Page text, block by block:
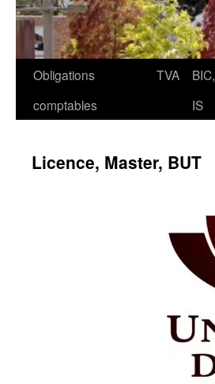
Aller
Obligations
comptables
TVA
BIC,
IS
Licence, Master, BUT